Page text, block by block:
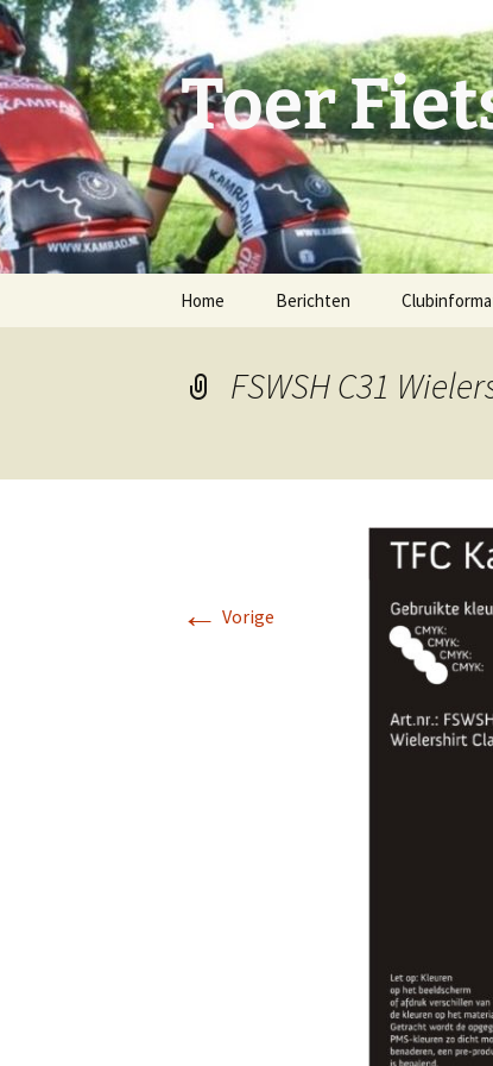
Ga
naar
de
inhoud
Toer
Home Berichten
Sponsors
Clubkleding
FSWSH C31
← Vorige